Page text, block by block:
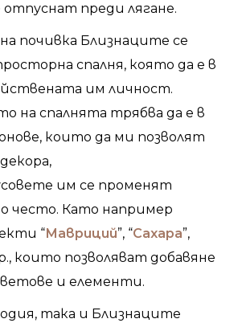
отпуснат преди лягане.
почивка Близнаците се
спалня, която да е в
им личност.
на спалнята трябва да е в
които да ми позволят
им се променят
често. Като например
“Мавриций”, “Сахара”,
които позволяват добавяне
и елементи.
така и Близнаците